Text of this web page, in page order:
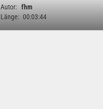
vermittelt. Mit auffälliger...
Autor: fhm
Länge: 00:03:44